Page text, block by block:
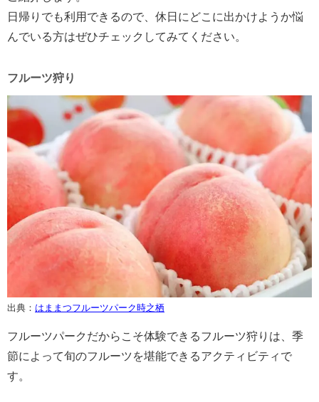
日帰りでも利用できるので、休日にどこに出かけようか悩
んでいる方はぜひチェックしてみてください。
フルーツ狩り
出典： はままつフルーツパーク時之栖
フルーツパークだからこそ体験できるフルーツ狩りは、季
節によって旬のフルーツを堪能できるアクティビティで
す。